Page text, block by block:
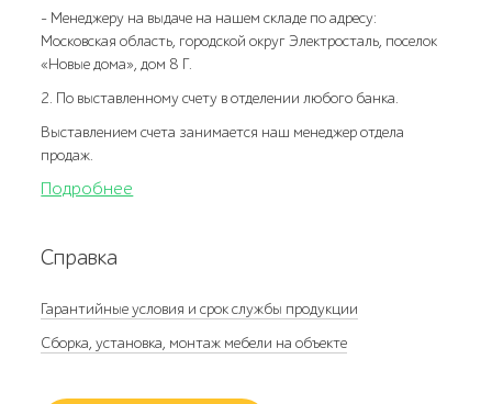
- Менеджеру на выдаче на нашем складе по адресу:
Московская область, городской округ Электросталь, поселок
«Новые дома», дом 8 Г.
2. По выставленному счету в отделении любого банка.
Выставлением счета занимается наш менеджер отдела
продаж.
Подробнее
Справка
Гарантийные условия и срок службы продукции
Сборка, установка, монтаж мебели на объекте